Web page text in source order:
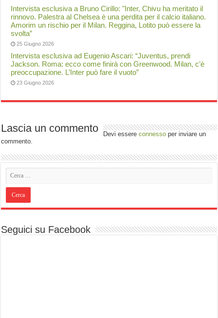
Intervista esclusiva a Bruno Cirillo: "Inter, Chivu ha meritato il
rinnovo. Palestra al Chelsea è una perdita per il calcio italiano.
Amorim un rischio per il Milan. Reggina, Lotito può essere la
svolta”
25 Giugno 2026
Intervista esclusiva ad Eugenio Ascari: “Juventus, prendi
Jackson. Roma: ecco come finirà con Greenwood. Milan, c’è
preoccupazione. L’Inter può fare il vuoto”
23 Giugno 2026
Lascia un commento Devi essereconnesso per inviare un
commento.
Seguici su Facebook